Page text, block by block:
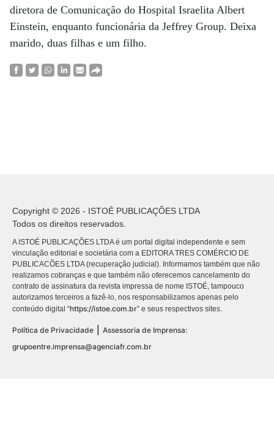
diretora de Comunicação do Hospital Israelita Albert
Einstein, enquanto funcionária da Jeffrey Group. Deixa
marido, duas filhas e um filho.
Copyright © 2026 - ISTOÉ PUBLICAÇÕES LTDA
Todos os direitos reservados.
A ISTOÉ PUBLICAÇÕES LTDA é um portal digital independente e sem
vinculação editorial e societária com a EDITORA TRES COMÉRCIO DE
PUBLICACÕES LTDA (recuperação judicial). Informamos também que não
realizamos cobranças e que também não oferecemos cancelamento do
contrato de assinatura da revista impressa de nome ISTOÉ, tampouco
autorizamos terceiros a fazê-lo, nos responsabilizamos apenas pelo
conteúdo digital “https://istoe.com.br” e seus respectivos sites.
Política de Privacidade
Assessoria de Imprensa:
grupoentre.imprensa@agenciafr.com.br